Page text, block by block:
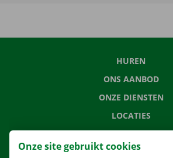
HUREN
ONS AANBOD
ONZE DIENSTEN
LOCATIES
APP
VERHUISOPLOSSINGEN
Onze site gebruikt cookies